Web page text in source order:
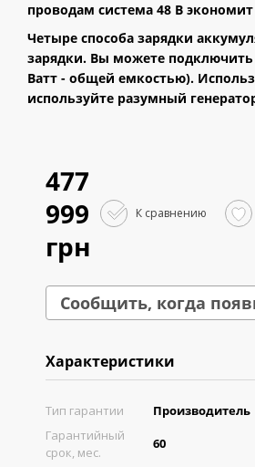
проводам система 48 В
Четыре способа зарядки
зарядки. Вы можете подключить
Ватт - общей емкостью).
используйте разумный
477
999
грн
К сравнению
Сообщить, когда
Характеристики
Тип гарантии
Производитель
Гарантийный
срок, мес.
60